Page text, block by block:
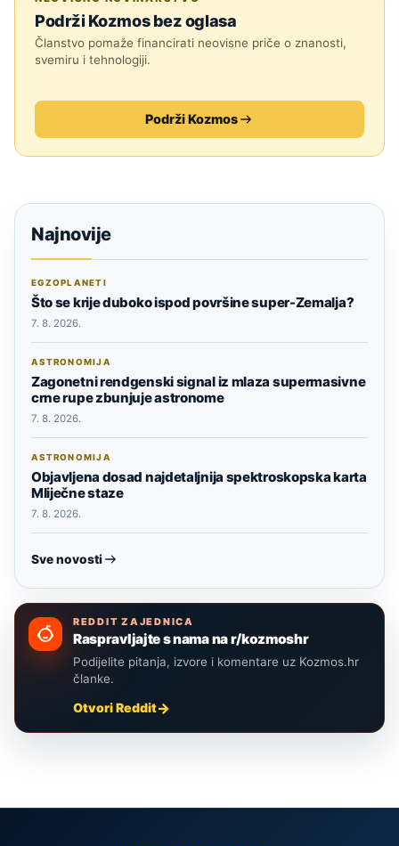
Podrži Kozmos bez oglasa
Članstvo pomaže financirati neovisne priče o znanosti,
svemiru i tehnologiji.
Podrži Kozmos
Najnovije
EGZOPLANETI
Što se krije duboko ispod površine super-Zemalja?
7. 8. 2026.
ASTRONOMIJA
Zagonetni rendgenski signal iz mlaza supermasivne
crne rupe zbunjuje astronome
7. 8. 2026.
ASTRONOMIJA
Objavljena dosad najdetaljnija spektroskopska karta
Mliječne staze
7. 8. 2026.
Sve novosti
REDDIT ZAJEDNICA
Raspravljajte s nama na r/kozmoshr
Podijelite pitanja, izvore i komentare uz Kozmos.hr
članke.
Otvori Reddit